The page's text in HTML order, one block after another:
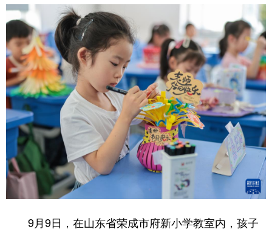
9月9日，在山东省荣成市府新小学教室内，孩子